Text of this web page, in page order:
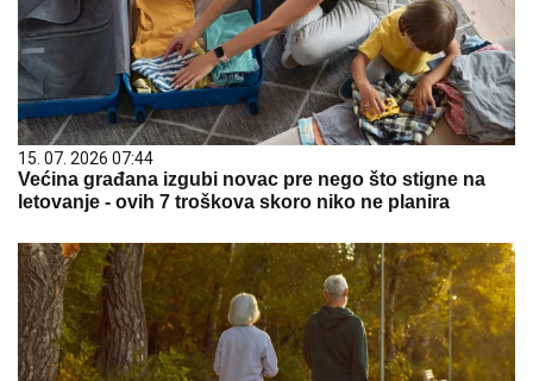
15. 07. 2026 07:44
Većina građana izgubi novac pre nego što stigne na
letovanje - ovih 7 troškova skoro niko ne planira